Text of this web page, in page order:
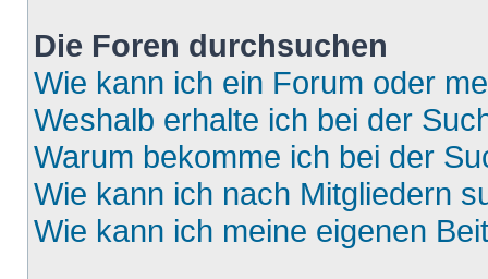
Die Foren durchsuchen
Wie kann ich ein Forum oder
Weshalb erhalte ich bei der
Warum bekomme ich bei der
Wie kann ich nach Mitgliedern
Wie kann ich meine eigenen